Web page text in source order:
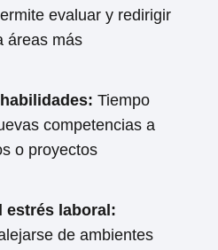
evaluar y redirigir
áreas más
Tiempo
competencias a
o proyectos
estrés laboral:
de ambientes